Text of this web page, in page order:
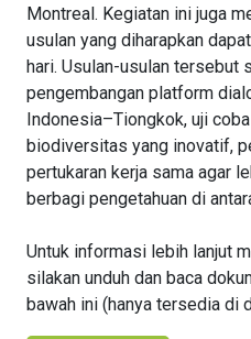
Montreal. Kegiatan ini juga
usulan yang diharapkan
hari. Usulan-usulan tersebut
pengembangan platform
Indonesia–Tiongkok, uji
biodiversitas yang inovatif,
pertukaran kerja sama agar
berbagi pengetahuan di
Untuk informasi lebih lanjut
silakan unduh dan baca
bawah ini (hanya tersedia di